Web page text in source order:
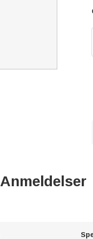
Anmeldelser